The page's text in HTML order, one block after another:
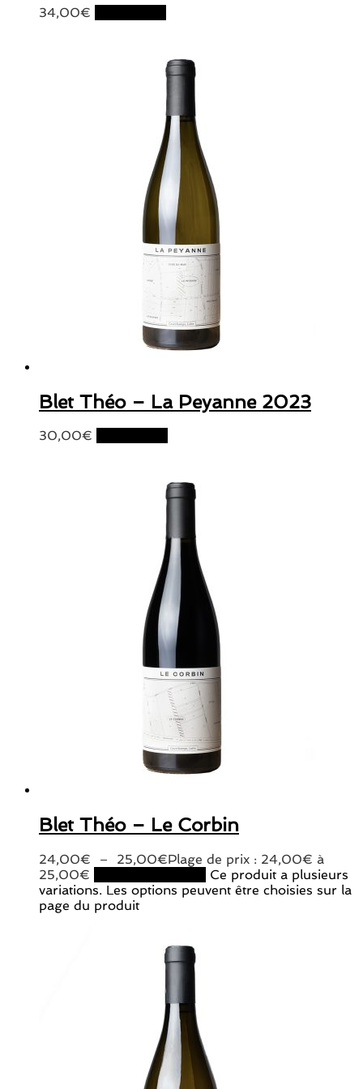
34,00€
Blet Théo – La Peyanne 2023
30,00€
Blet Théo – Le Corbin
24,00€ – 25,00€Plage de prix : 24,00€ à
25,00€
Ce produit a plusieurs
variations. Les options peuvent être choisies sur la
page du produit